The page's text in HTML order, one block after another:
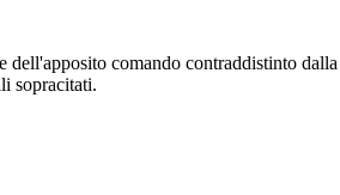
comando contraddistinto
sopracitati.